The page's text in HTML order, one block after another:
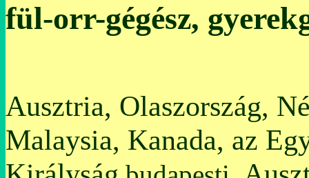
fül-orr-gégész,
Ausztria, Olaszország,
Malaysia, Kanada, az